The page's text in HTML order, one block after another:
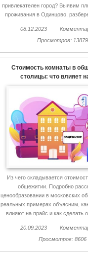
привлекателен город? Выявим
проживания в Одинцово,
интересного.
08.12.2023
Просмотров: 13879
Стоимость комнаты в
столицы: что влияет
Из чего складывается
общежитии. Подробно
ценообразовании в московских
реальных примерах объясним,
влияют на прайс и как сделать
20.09.2023
Просмотров: 8606